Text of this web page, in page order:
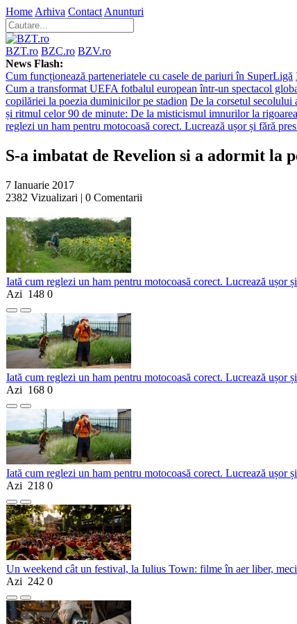
Home Arhiva Contact Anunturi
BZT.ro BZC.ro BZV.ro
News Flash:
Cum funcționează parteneriatele cu casele de pariuri în SuperLigă
Cum a transformat UEFA fotbalul european într-un spectacol
copilăriei la poezia duminicilor pe stadion De la corsetul
și ritmul celor 90 de minute: De la misticismul imnurilor la
reglezi un ham pentru motocoasă corect. Lucrează ușor și fără
S-a imbatat de Revelion si a adormit la
7 Ianuarie 2017
2382 Vizualizari | 0 Comentarii
Iată cum reglezi un ham pentru motocoasă corect. Lucrează ușor
Azi 148 0
Iată cum reglezi un ham pentru motocoasă corect. Lucrează ușor
Azi 168 0
Iată cum reglezi un ham pentru motocoasă corect. Lucrează ușor
Azi 218 0
Un weekend cât un festival, la Iulius Town: filme în aer liber,
Azi 242 0